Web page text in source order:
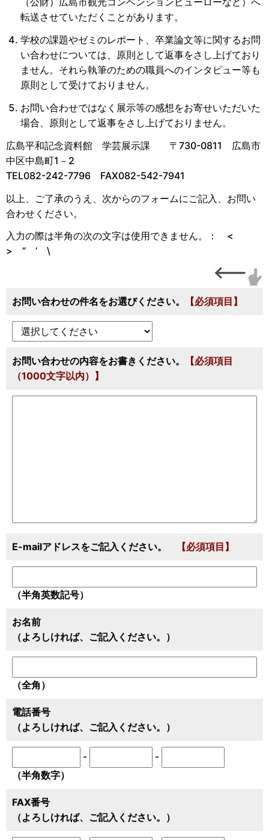
転送させていただくことがあります。
学校の課題やゼミのレポート、卒業論文等に関するお問
い合わせについては、原則として返事をさし上げており
ません。それら執筆のための職員へのインタビュー等も
原則として受けておりません。
お問い合わせではなく展示等の感想をお寄せいただいた
場合、原則として返事をさし上げておりません。
広島平和記念資料館 学芸展示課 〒730-0811 広島市
中区中島町1－2
TEL082-242-7796 FAX082-542-7941
以上、ご了承のうえ、次からのフォームにご記入、お問い
合わせください。
入力の際は半角の次の文字は使用できません。： <
> “ ‘ \
お問い合わせの件名をお選びください。 【必須項目】
お問い合わせの内容をお書きください。
【必須項目
（1000文字以内）】
E-mailアドレスをご記入ください。 【必須項目】
（半角英数記号）
お名前
（よろしければ、ご記入ください。）
（全角）
電話番号
（よろしければ、ご記入ください。）
-
-
（半角数字）
FAX番号
（よろしければ、ご記入ください。）